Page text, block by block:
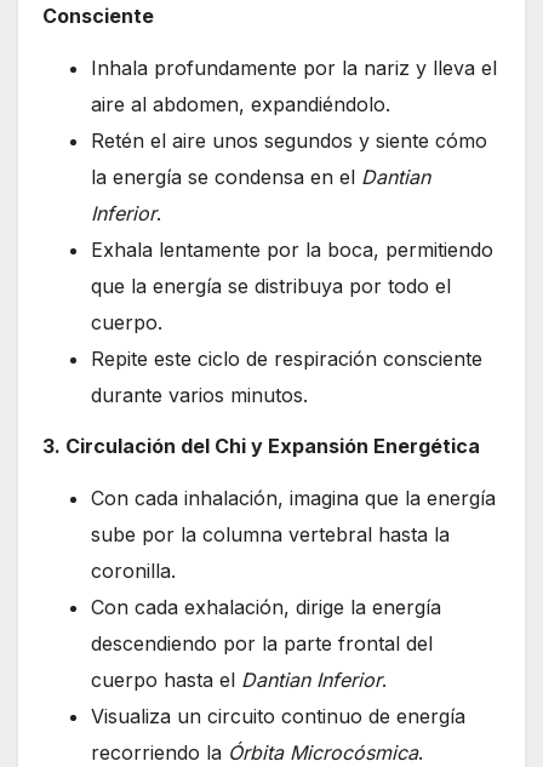
Consciente
Inhala profundamente por la nariz y lleva el
aire al abdomen, expandiéndolo.
Retén el aire unos segundos y siente cómo
la energía se condensa en el Dantian
Inferior.
Exhala lentamente por la boca, permitiendo
que la energía se distribuya por todo el
cuerpo.
Repite este ciclo de respiración consciente
durante varios minutos.
3. Circulación del Chi y Expansión Energética
Con cada inhalación, imagina que la energía
sube por la columna vertebral hasta la
coronilla.
Con cada exhalación, dirige la energía
descendiendo por la parte frontal del
cuerpo hasta el Dantian Inferior.
Visualiza un circuito continuo de energía
recorriendo la Órbita Microcósmica.